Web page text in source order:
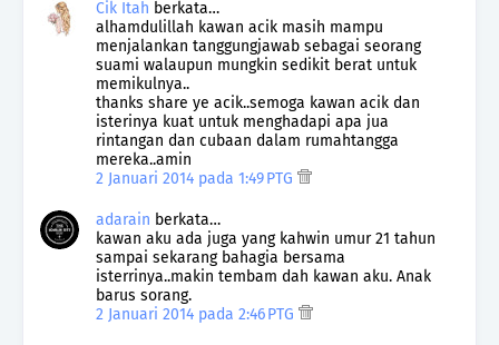
Cik Itah berkata…
alhamdulillah kawan acik masih mampu
menjalankan tanggungjawab sebagai seorang
suami walaupun mungkin sedikit berat untuk
memikulnya..
thanks share ye acik..semoga kawan acik dan
isterinya kuat untuk menghadapi apa jua
rintangan dan cubaan dalam rumahtangga
mereka..amin
2 Januari 2014 pada 1:49 PTG
adarain berkata…
kawan aku ada juga yang kahwin umur 21 tahun
sampai sekarang bahagia bersama
isterrinya..makin tembam dah kawan aku. Anak
barus sorang.
2 Januari 2014 pada 2:46 PTG